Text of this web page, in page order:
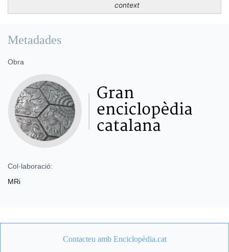
context
Metadades
Obra
Col·laboració:
MRi
Contacteu amb Enciclopèdia.cat